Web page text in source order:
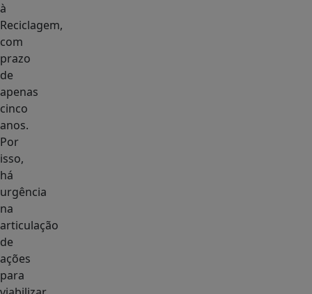
à
Reciclagem,
com
prazo
de
apenas
cinco
anos.
Por
isso,
há
urgência
na
articulação
de
ações
para